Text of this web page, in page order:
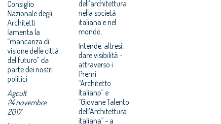
Consiglio
Nazionale degli
Architetti
lamenta la
“mancanza di
visione delle città
del futuro” da
parte dei nostri
politici
Agcult
24 novembre
2017
dell’architettura
nella società
italiana e nel
mondo.
Intende, altresì,
dare visibilità -
attraverso i
Premi
“Architetto
Italiano” e
“Giovane Talento
dell’Architettura
italiana” - a